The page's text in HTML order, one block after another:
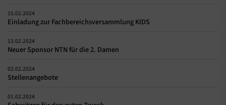
15.02.2024
Einladung zur Fachbereichsversammlung KIDS
13.02.2024
Neuer Sponsor NTN für die 2. Damen
02.02.2024
Stellenangebote
01.02.2024